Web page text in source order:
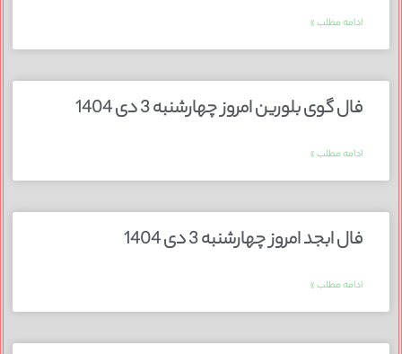
ادامه مطلب »
فال گوی بلورین امروز چهارشنبه 3 دی 1404
ادامه مطلب »
فال ابجد امروز چهارشنبه 3 دی 1404
ادامه مطلب »